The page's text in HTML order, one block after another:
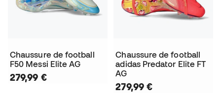
Chaussure de football
F50 Messi Elite AG
279,99 €
Chaussure de football
adidas Predator Elite FT
AG
279,99 €